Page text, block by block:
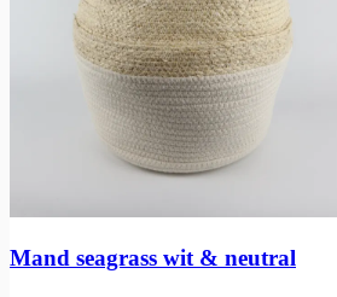
Mand seagrass wit & neutral